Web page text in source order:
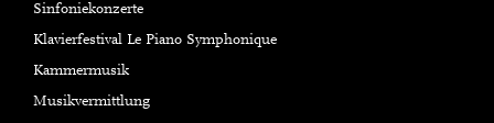
Sinfoniekonzerte
Klavierfestival Le Piano Symphonique
Kammermusik
Musikvermittlung